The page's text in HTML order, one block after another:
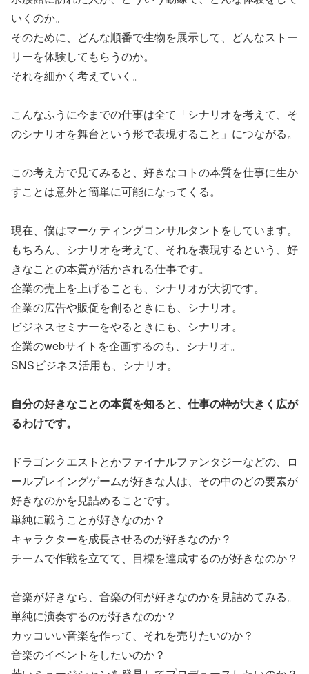
いくのか。
そのために、どんな順番で生物を展示して、どんなストー
リーを体験してもらうのか。
それを細かく考えていく。
こんなふうに今までの仕事は全て「シナリオを考えて、そ
のシナリオを舞台という形で表現すること」につながる。
この考え方で見てみると、好きなコトの本質を仕事に生か
すことは意外と簡単に可能になってくる。
現在、僕はマーケティングコンサルタントをしています。
もちろん、シナリオを考えて、それを表現するという、好
きなことの本質が活かされる仕事です。
企業の売上を上げることも、シナリオが大切です。
企業の広告や販促を創るときにも、シナリオ。
ビジネスセミナーをやるときにも、シナリオ。
企業のwebサイトを企画するのも、シナリオ。
SNSビジネス活用も、シナリオ。
自分の好きなことの本質を知ると、仕事の枠が大きく広が
るわけです。
ドラゴンクエストとかファイナルファンタジーなどの、ロ
ールプレイングゲームが好きな人は、その中のどの要素が
好きなのかを見詰めることです。
単純に戦うことが好きなのか？
キャラクターを成長させるのが好きなのか？
チームで作戦を立てて、目標を達成するのが好きなのか？
音楽が好きなら、音楽の何が好きなのかを見詰めてみる。
単純に演奏するのが好きなのか？
カッコいい音楽を作って、それを売りたいのか？
音楽のイベントをしたいのか？